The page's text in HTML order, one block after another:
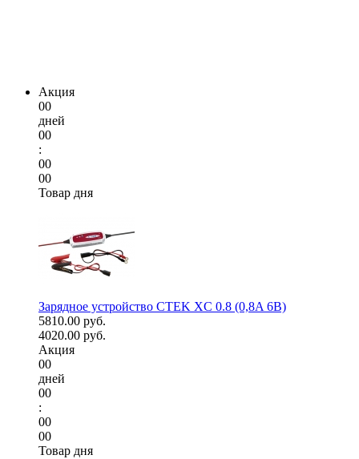
Акция
00
дней
00
:
00
00
Товар дня
Зарядное устройство CTEK XC 0.8 (0,8A 6В)
5810.00 руб.
4020.00 руб.
Акция
00
дней
00
:
00
00
Товар дня